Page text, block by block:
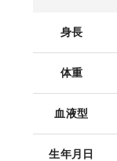
身長
体重
血液型
生年月日